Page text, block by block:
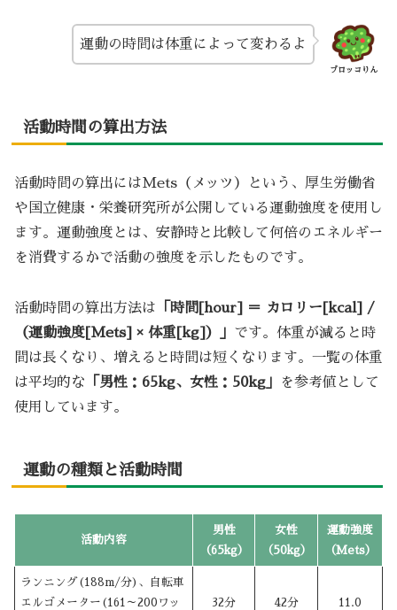
ブロッコりん
運動の時間は体重によって変わるよ
活動時間の算出方法
活動時間の算出にはMets（メッツ）という、厚生労働省
や国立健康・栄養研究所が公開している運動強度を使用し
ます。運動強度とは、安静時と比較して何倍のエネルギー
を消費するかで活動の強度を示したものです。
活動時間の算出方法は 「時間[hour] ＝ カロリー[kcal] /
（運動強度[Mets] × 体重[kg]）」 です。体重が減ると時
間は長くなり、増えると時間は短くなります。一覧の体重
は平均的な 「男性：65kg、女性：50kg」
を参考値として
使用しています。
運動の種類と活動時間
活動内容
男性
（65kg）
女性
（50kg）
運動強度
（Mets）
ランニング(188m/分)、自転車
エルゴメーター(161～200ワッ
32分 42分 11.0